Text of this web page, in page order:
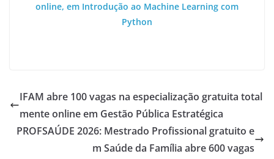
online, em Introdução ao Machine Learning com
Python
IFAM abre 100 vagas na especialização gratuita total
mente online em Gestão Pública Estratégica
PROFSAÚDE 2026: Mestrado Profissional gratuito e
m Saúde da Família abre 600 vagas